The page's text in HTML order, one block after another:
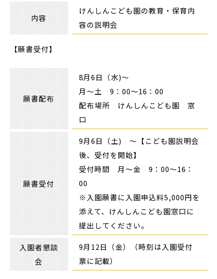
内容
けんしんこども園の教育・保育内
容の説明会
【願書受付】
願書配布
8月6日（水)～
月～土 9：00～16：00
配布場所 けんしんこども園 窓
口
願書受付
9月6日（土) ～【こども園説明会
後、受付を開始】
受付時間 月～金 9：00～16：
00
※入園願書に入園申込料5,000円を
添えて、けんしんこども園窓口に
提出してください。
入園者懇談
会
9月12日（金）（時刻は入園受付
票に記載）